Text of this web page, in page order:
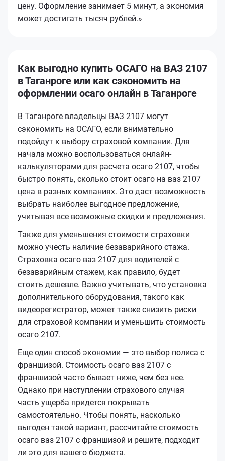
цену. Оформление занимает 5 минут, а экономия
может достигать тысяч рублей.»
Как выгодно купить ОСАГО на ВАЗ 2107
в Таганроге или как сэкономить на
оформлении осаго онлайн в Таганроге
В Таганроге владельцы ВАЗ 2107 могут
сэкономить на ОСАГО, если внимательно
подойдут к выбору страховой компании. Для
начала можно воспользоваться онлайн-
калькуляторами для расчета осаго 2107, чтобы
быстро понять, сколько стоит осаго на ваз 2107
цена в разных компаниях. Это даст возможность
выбрать наиболее выгодное предложение,
учитывая все возможные скидки и предложения.
Также для уменьшения стоимости страховки
можно учесть наличие безаварийного стажа.
Страховка осаго ваз 2107 для водителей с
безаварийным стажем, как правило, будет
стоить дешевле. Важно учитывать, что установка
дополнительного оборудования, такого как
видеорегистратор, может также снизить риски
для страховой компании и уменьшить стоимость
осаго 2107.
Еще один способ экономии — это выбор полиса с
франшизой. Стоимость осаго ваз 2107 с
франшизой часто бывает ниже, чем без нее.
Однако при наступлении страхового случая
часть ущерба придется покрывать
самостоятельно. Чтобы понять, насколько
выгоден такой вариант, рассчитайте стоимость
осаго ваз 2107 с франшизой и решите, подходит
ли это для вашего бюджета.